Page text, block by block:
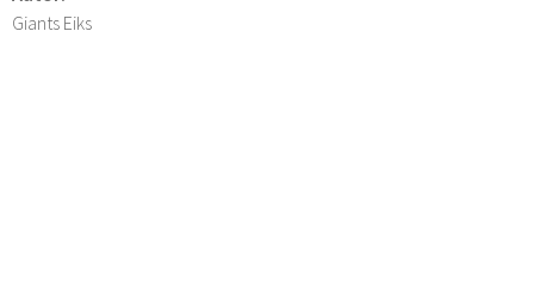
Giants Eiks